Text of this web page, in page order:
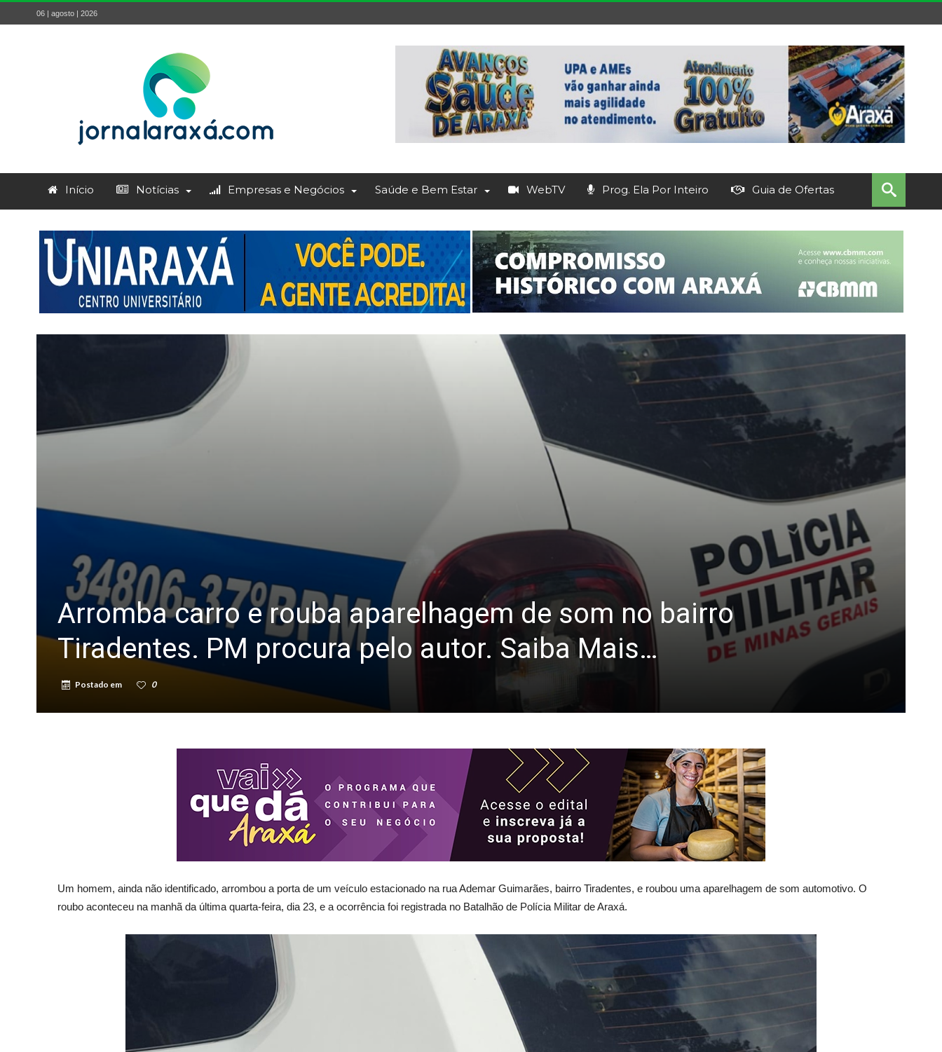
06 | agosto | 2026
Início Notícias Empresas e Negócios Saúde e Bem Estar WebTV Prog. Ela Por Inteiro Guia de Ofertas
Arromba carro e rouba aparelhagem de som no bairro
Tiradentes. PM procura pelo autor. Saiba Mais…
Postado em 0
Um homem, ainda não identificado, arrombou a porta de um veículo estacionado na rua Ademar Guimarães, bairro Tiradentes, e roubou uma aparelhagem de som automotivo. O
roubo aconteceu na manhã da última quarta-feira, dia 23, e a ocorrência foi registrada no Batalhão de Polícia Militar de Araxá.